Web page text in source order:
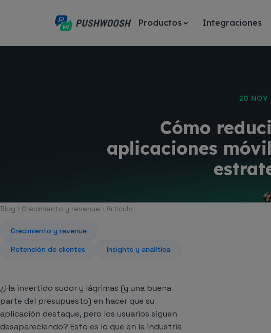
Productos Integraciones
20 NOV
Cómo
aplicaciones
Blog
Crecimiento y revenue Artículo
Crecimiento y revenue
Retención de clientes
Insights y analítica
¿Ha invertido sudor y lágrimas (y una buena
parte del presupuesto) en hacer que su
aplicación destaque, pero los usuarios siguen
desapareciendo? Esto es lo que en la industria